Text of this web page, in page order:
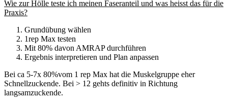
Wie zur Hölle teste ich meinen Faseranteil und was heisst das für die
Praxis?
Grundübung wählen
1rep Max testen
Mit 80% davon AMRAP durchführen
Ergebnis interpretieren und Plan anpassen
Bei ca 5-7x 80%vom 1 rep Max hat die Muskelgruppe eher
Schnellzuckende. Bei > 12 gehts definitiv in Richtung
langsamzuckende.